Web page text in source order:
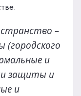
–
(городского
и
защиты и
и